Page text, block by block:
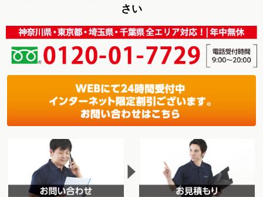
さい